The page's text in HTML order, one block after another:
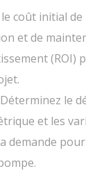
coût initial de
et de
(ROI)
Déterminez le
et les
demande